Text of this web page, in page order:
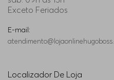
Exceto Feriados
E-mail:
Localizador De Loja